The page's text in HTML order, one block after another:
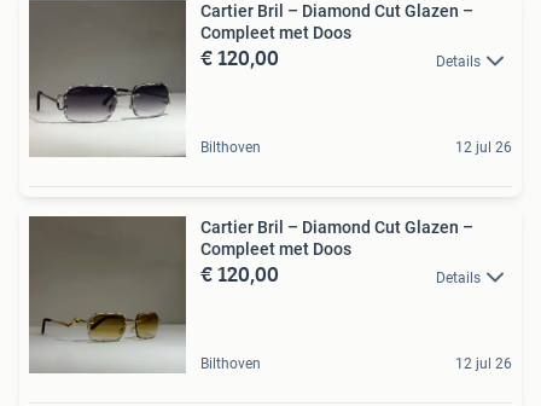
Cartier Bril – Diamond Cut Glazen –
Compleet met Doos
€ 120,00 Details
Bilthoven 12 jul 26
Cartier Bril – Diamond Cut Glazen –
Compleet met Doos
€ 120,00 Details
Bilthoven 12 jul 26